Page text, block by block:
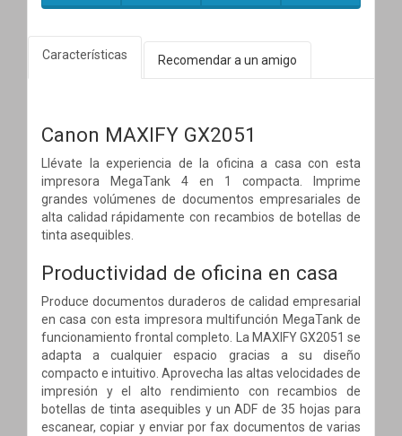
Características Recomendar a un amigo
Canon MAXIFY GX2051
Llévate la experiencia de la oficina a casa con esta
impresora MegaTank 4 en 1 compacta. Imprime
grandes volúmenes de documentos empresariales de
alta calidad rápidamente con recambios de botellas de
tinta asequibles.
Productividad de oficina en casa
Produce documentos duraderos de calidad empresarial
en casa con esta impresora multifunción MegaTank de
funcionamiento frontal completo. La MAXIFY GX2051 se
adapta a cualquier espacio gracias a su diseño
compacto e intuitivo. Aprovecha las altas velocidades de
impresión y el alto rendimiento con recambios de
botellas de tinta asequibles y un ADF de 35 hojas para
escanear, copiar y enviar por fax documentos de varias